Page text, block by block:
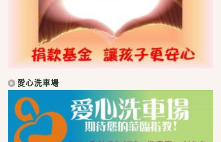
愛心洗車場